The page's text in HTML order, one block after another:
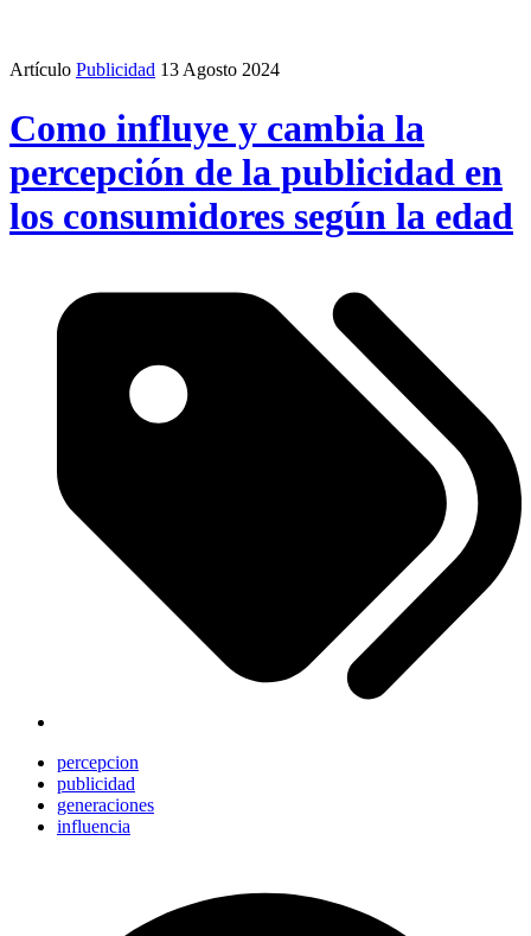
Artículo Publicidad 13 Agosto 2024
Como influye y cambia la
percepción de la publicidad en
los consumidores según la edad
percepcion
publicidad
generaciones
influencia